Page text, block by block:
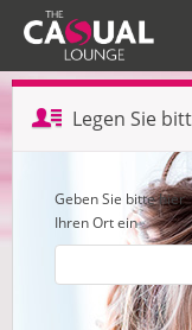
Profil erstellen —
Legen Sie
Geben Sie bitte hier
Ihren Ort ein